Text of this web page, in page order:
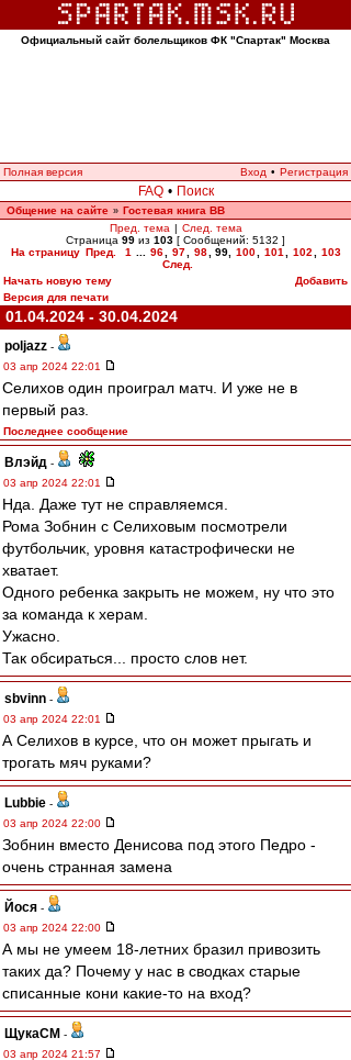
Официальный сайт болельщиков ФК "Спартак" Москва
Полная версия Вход • Регистрация
FAQ • Поиск
Общение на сайте » Гостевая книга ВВ
Пред. тема | След. тема
Страница 99 из 103 [ Сообщений: 5132 ]
На страницу Пред. 1 96 97 98 99, 100 101 102
103
След.
Начать новую тему
Добавить
Версия для печати
01.04.2024 - 30.04.2024
poljazz -
03 апр 2024 22:01
Селихов один проиграл матч. И уже не в
первый раз.
Последнее сообщение
Влэйд -
03 апр 2024 22:01
Нда. Даже тут не справляемся.
Рома Зобнин с Селиховым посмотрели
футбольчик, уровня катастрофически не
хватает.
Одного ребенка закрыть не можем, ну что это
за команда к херам.
Ужасно.
Так обсираться... просто слов нет.
sbvinn -
03 апр 2024 22:01
А Селихов в курсе, что он может прыгать и
трогать мяч руками?
Lubbie -
03 апр 2024 22:00
Зобнин вместо Денисова под этого Педро -
очень странная замена
Йося -
03 апр 2024 22:00
А мы не умеем 18-летних бразил привозить
таких да? Почему у нас в сводках старые
списанные кони какие-то на вход?
ЩукаСМ -
03 апр 2024 21:57